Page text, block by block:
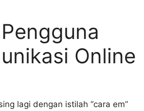
Online
lagi dengan istilah “cara em”